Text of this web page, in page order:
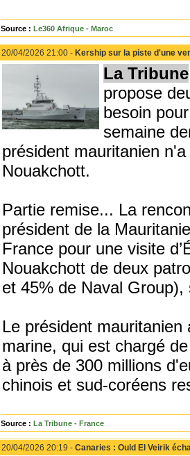
Source : Le360 Afrique - Maroc
20/04/2026 21:00 - Kership sur la piste d'une
La Tribune
propose
besoin
semaine
président mauritanien
Nouakchott.
Partie remise... La
président de la
France pour une visite
Nouakchott de deux
et 45% de Naval
Le président
marine, qui est chargé
à près de 300 millions
chinois et sud-coréens
Source : La Tribune - France
20/04/2026 20:19 - Canaries : Ould El Veirik